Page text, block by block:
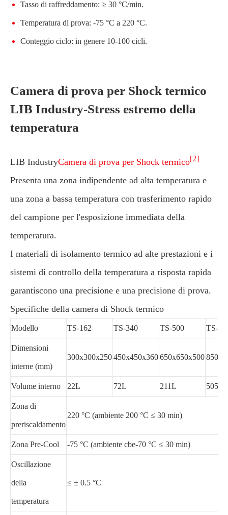
Tasso di raffreddamento: ≥ 30 °C/min.
Temperatura di prova: -75 °C a 220 °C.
Conteggio ciclo: in genere 10-100 cicli.
Camera di prova per Shock termico
LIB Industry-Stress estremo della
temperatura
LIB IndustryCamera di prova per Shock termico[2]
Presenta una zona indipendente ad alta temperatura e
una zona a bassa temperatura con trasferimento rapido
del campione per l'esposizione immediata della
temperatura.
I materiali di isolamento termico ad alte prestazioni e i
sistemi di controllo della temperatura a risposta rapida
garantiscono una precisione e una precisione di prova.
Specifiche della camera di Shock termico
Modello TS-162 TS-340 TS-500 TS-
Dimensioni
interne (mm)
300x300x250450x450x360650x650x500
Volume interno 22L 72L 211L 505L
Zona di
preriscaldamento
220 °C (ambiente 200 °C ≤ 30 min)
Zona Pre-Cool -75 °C (ambiente cbe-70 °C ≤ 30 min)
Oscillazione
della
temperatura
≤ ± 0.5 °C